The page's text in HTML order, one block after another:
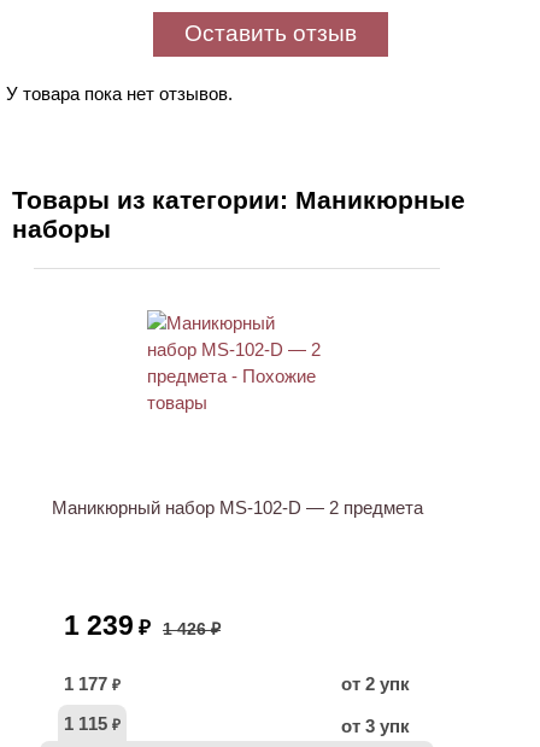
Оставить отзыв
У товара пока нет отзывов.
Товары из категории: Маникюрные
наборы
Маникюрный набор MS-102-D — 2 предмета
1 239 ₽ 1 426 ₽
1 177 ₽
от 2 упк
1 115 ₽ от 3 упк